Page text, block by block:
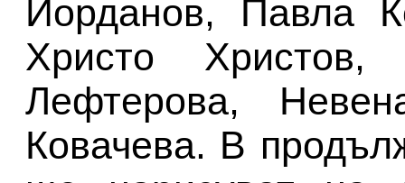
Йорданов, Павла
Христо
Лефтерова,
Ковачева. В